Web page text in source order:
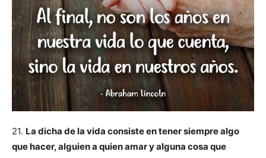
21. La dicha de la vida consiste en tener siempre algo
que hacer, alguien a quien amar y alguna cosa que